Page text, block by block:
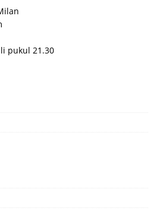
pukul 21.30